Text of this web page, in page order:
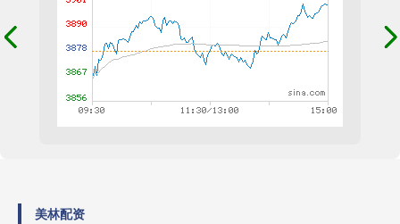
美林配资